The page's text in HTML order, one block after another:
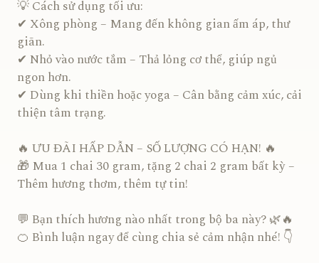
💡 Cách sử dụng tối ưu:
✔ Xông phòng – Mang đến không gian ấm áp, thư
giãn.
✔ Nhỏ vào nước tắm – Thả lỏng cơ thể, giúp ngủ
ngon hơn.
✔ Dùng khi thiền hoặc yoga – Cân bằng cảm xúc, cải
thiện tâm trạng.
🔥 ƯU ĐÃI HẤP DẪN – SỐ LƯỢNG CÓ HẠN! 🔥
🎁 Mua 1 chai 30 gram, tặng 2 chai 2 gram bất kỳ –
Thêm hương thơm, thêm tự tin!
💬 Bạn thích hương nào nhất trong bộ ba này? 🌿🔥
🍊 Bình luận ngay để cùng chia sẻ cảm nhận nhé! 👇